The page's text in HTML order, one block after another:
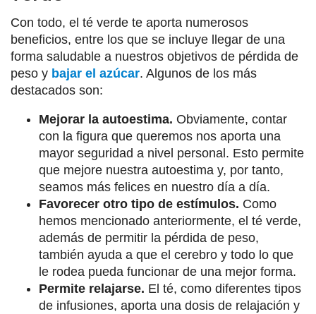
Con todo, el té verde te aporta numerosos
beneficios, entre los que se incluye llegar de una
forma saludable a nuestros objetivos de pérdida de
peso y bajar el azúcar. Algunos de los más
destacados son:
Mejorar la autoestima. Obviamente, contar
con la figura que queremos nos aporta una
mayor seguridad a nivel personal. Esto permite
que mejore nuestra autoestima y, por tanto,
seamos más felices en nuestro día a día.
Favorecer otro tipo de estímulos. Como
hemos mencionado anteriormente, el té verde,
además de permitir la pérdida de peso,
también ayuda a que el cerebro y todo lo que
le rodea pueda funcionar de una mejor forma.
Permite relajarse. El té, como diferentes tipos
de infusiones, aporta una dosis de relajación y